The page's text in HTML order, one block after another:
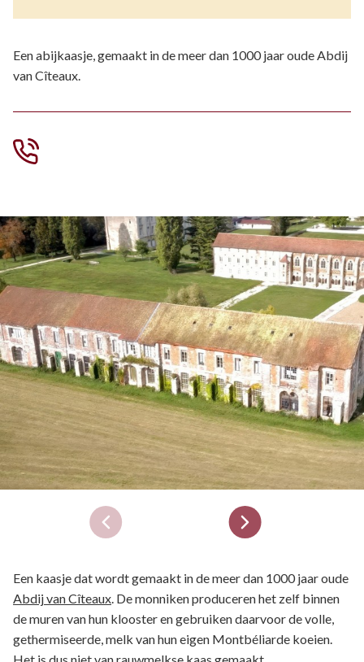
Een abijkaasje, gemaakt in de meer dan 1000 jaar oude Abdij
van Cîteaux.
Een kaasje dat wordt gemaakt in de meer dan 1000 jaar oude
Abdij van Cîteaux . De monniken produceren het zelf binnen
de muren van hun klooster en gebruiken daarvoor de volle,
gethermiseerde, melk van hun eigen Montbéliarde koeien.
Het is dus niet van rauwmelkse kaas gemaakt.